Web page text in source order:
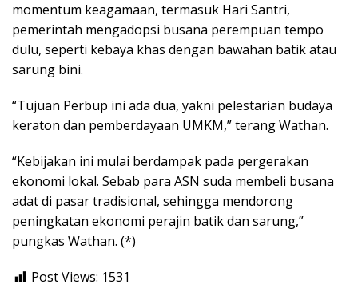
momentum keagamaan, termasuk Hari Santri,
pemerintah mengadopsi busana perempuan tempo
dulu, seperti kebaya khas dengan bawahan batik atau
sarung bini.
“Tujuan Perbup ini ada dua, yakni pelestarian budaya
keraton dan pemberdayaan UMKM,” terang Wathan.
“Kebijakan ini mulai berdampak pada pergerakan
ekonomi lokal. Sebab para ASN suda membeli busana
adat di pasar tradisional, sehingga mendorong
peningkatan ekonomi perajin batik dan sarung,”
pungkas Wathan. (*)
Post Views: 1531